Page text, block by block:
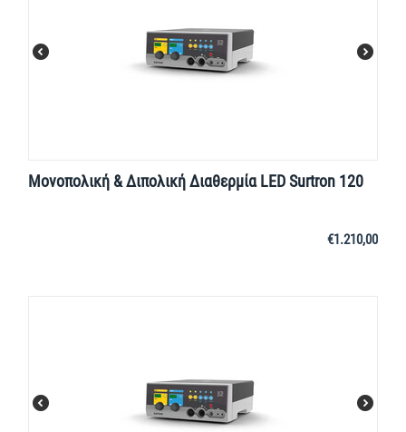
Μονοπολική & Διπολική Διαθερμία LED Surtron 120
€1.210,00